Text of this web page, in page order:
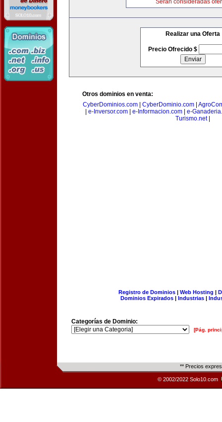
Serán consideradas
Realizar una Oferta
Precio Ofrecido $
Otros dominios en venta:
CyberDominios.com| CyberDominio.com|
e-Inversor.com| e-Informacion.com| e-
Turismo.net|
Registro de Dominios| Web Hosting |
Dominios Expirados | Industrias |
Categorías de Dominio:
[Pág.
** Precios
© 2002/2022 Solo10.com